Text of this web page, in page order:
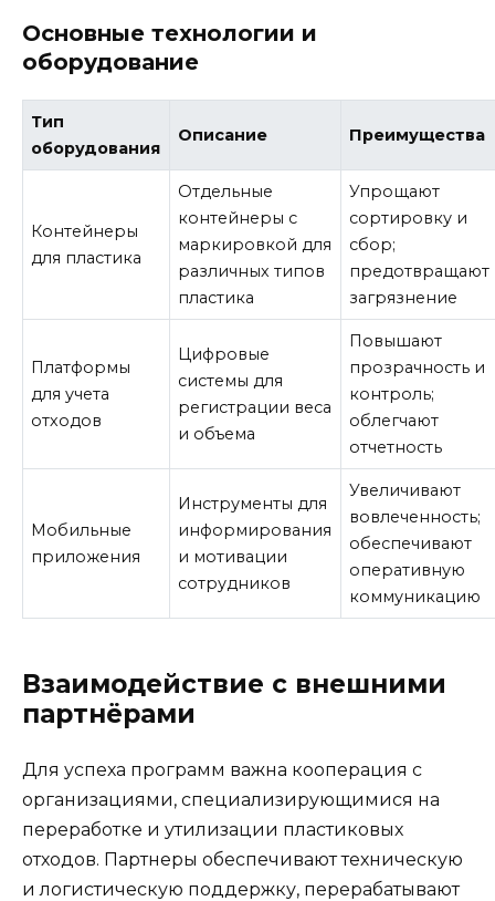
Основные технологии и
оборудование
Тип
оборудования
Описание Преимущества
Контейнеры
для пластика
Отдельные
контейнеры с
маркировкой для
различных типов
пластика
Упрощают
сортировку и
сбор;
предотвращают
загрязнение
Платформы
для учета
отходов
Цифровые
системы для
регистрации веса
и объема
Повышают
прозрачность и
контроль;
облегчают
отчетность
Мобильные
приложения
Инструменты для
информирования
и мотивации
сотрудников
Увеличивают
вовлеченность;
обеспечивают
оперативную
коммуникацию
Взаимодействие с внешними
партнёрами
Для успеха программ важна кооперация с
организациями, специализирующимися на
переработке и утилизации пластиковых
отходов. Партнеры обеспечивают техническую
и логистическую поддержку, перерабатывают